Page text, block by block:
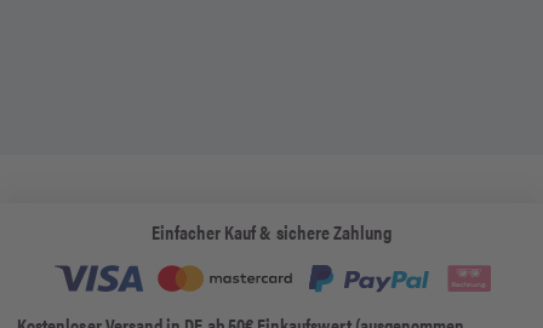
Einfacher Kauf & sichere Zahlung